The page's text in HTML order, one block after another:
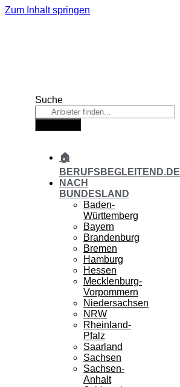
Zum Inhalt springen
Suche
🏠
BERUFSBEGLEITEND.DE
NACH
BUNDESLAND
Baden-
Württemberg
Bayern
Brandenburg
Bremen
Hamburg
Hessen
Mecklenburg-
Vorpommern
Niedersachsen
NRW
Rheinland-
Pfalz
Saarland
Sachsen
Sachsen-
Anhalt